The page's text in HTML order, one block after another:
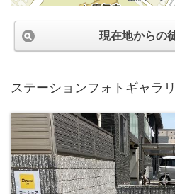
現在地からの
ステーションフォトギャラ